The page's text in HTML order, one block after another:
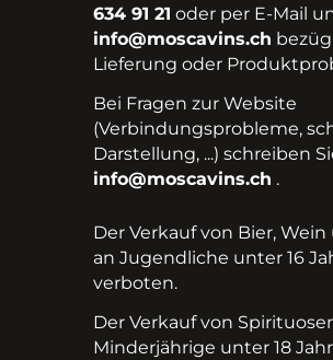
634 91 21 oder per E-Mail
info@moscavins.ch
Lieferung oder
Bei Fragen zur Website
(Verbindungsprobleme,
Darstellung, ...) schreiben
info@moscavins.ch .
Der Verkauf von Bier,
an Jugendliche unter 16
verboten.
Der Verkauf von
Minderjährige unter 18